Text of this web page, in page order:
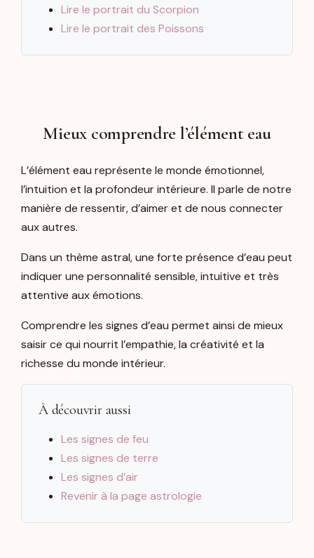
Lire le portrait du Scorpion
Lire le portrait des Poissons
Mieux comprendre l’élément eau
L’élément eau représente le monde émotionnel,
l’intuition et la profondeur intérieure. Il parle de notre
manière de ressentir, d’aimer et de nous connecter
aux autres.
Dans un thème astral, une forte présence d’eau peut
indiquer une personnalité sensible, intuitive et très
attentive aux émotions.
Comprendre les signes d’eau permet ainsi de mieux
saisir ce qui nourrit l’empathie, la créativité et la
richesse du monde intérieur.
À découvrir aussi
Les signes de feu
Les signes de terre
Les signes d’air
Revenir à la page astrologie